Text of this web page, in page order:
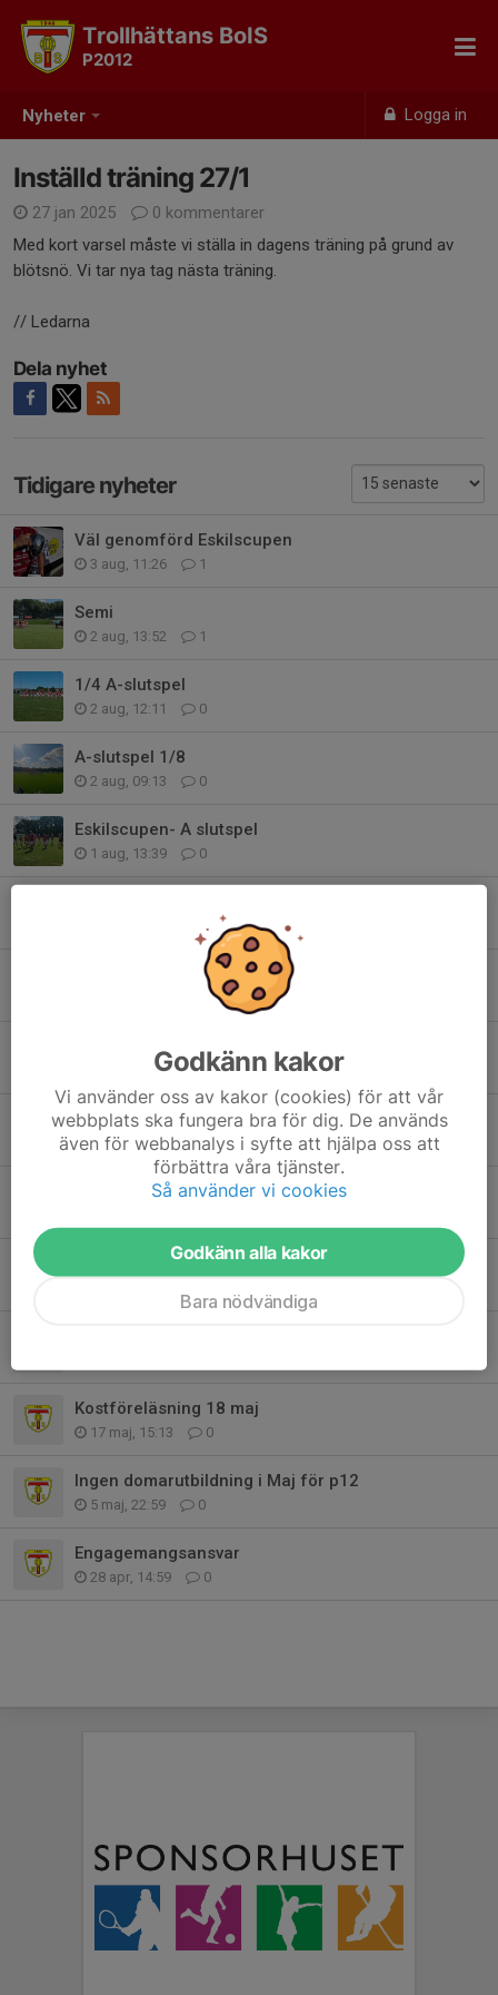
Nyheter Logga in
Trollhättans BoIS
P2012
Inställd träning 27/1
27 jan 2025
0 kommentarer
Med kort varsel måste vi ställa in dagens träning på grund av
blötsnö. Vi tar nya tag nästa träning.
// Ledarna
Dela nyhet
Tidigare nyheter
Väl genomförd Eskilscupen
3 aug, 11:26 1
Semi
2 aug, 13:52 1
1/4 A-slutspel
2 aug, 12:11 0
A-slutspel 1/8
2 aug, 09:13 0
Eskilscupen- A slutspel
1 aug, 13:39 0
19 jul, 20:45 0
Träning Juli
28 jun, 22:01 0
Träning som vanligt idag, torsdag 11/6
Engagemangsansvar
Kostföreläsning 18 maj
17 maj, 15:13 0
Ingen domarutbildning i Maj för p12
5 maj, 22:59 0
Engagemangsansvar
28 apr, 14:59 0
Godkänn kakor
Vi använder oss av kakor (cookies) för att vår
webbplats ska fungera bra för dig. De används
även för webbanalys i syfte att hjälpa oss att
förbättra våra tjänster.
Så använder vi cookies
Godkänn alla kakor
Bara nödvändiga